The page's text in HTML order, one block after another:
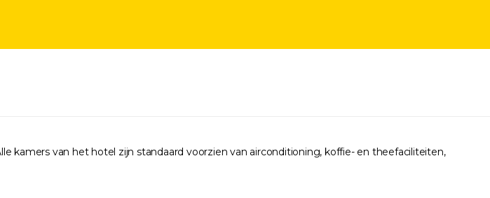
kamers van het hotel zijn standaard voorzien van airconditioning, koffie- en theefaciliteiten,